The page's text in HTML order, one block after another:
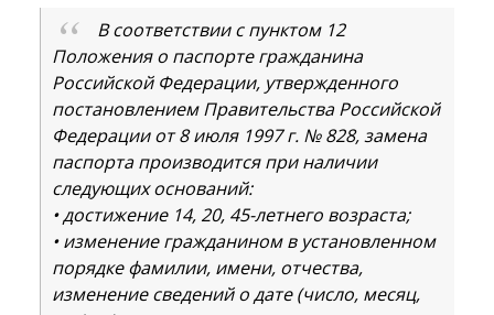
В соответствии с пунктом 12
Положения о паспорте гражданина
Российской Федерации, утвержденного
постановлением Правительства Российской
Федерации от 8 июля 1997 г. № 828, замена
паспорта производится при наличии
следующих оснований:
• достижение 14, 20, 45-летнего возраста;
• изменение гражданином в установленном
порядке фамилии, имени, отчества,
изменение сведений о дате (число, месяц,